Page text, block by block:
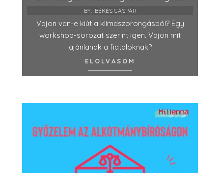
BY: BÉKÉS GÁSPÁR
Vajon van-e kiút a klímaszorongásból? Egy
workshop-sorozat szerint igen. Vajon mit
ajánlanak a fiataloknak?
ELOLVASOM